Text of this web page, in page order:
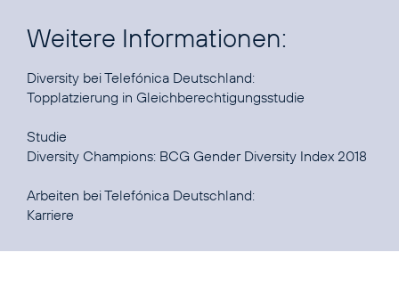
Weitere Informationen:
Topplatzierung in Gleichberechtigungsstudie
Diversity Champions: BCG Gender Diversity Index 2018
Karriere